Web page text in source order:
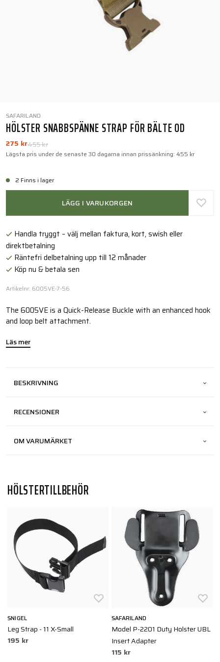
SAFARILAND
HÖLSTER SNABBSPÄNNE STRAP FÖR BÄLTE OD
455 kr
275 kr
Lägsta pris under de senaste 30 dagarna innan prissänkning: 455 kr
2 Finns i lager
LÄGG I VARUKORGEN
Handla tryggt – välj mellan faktura, kort, swish eller
direktbetalning
Räntefri delbetalning upp till 12 månader
Köp nu & betala sen
Artikelnr: 6005VE-7-56
The 6005VE is a Quick-Release Buckle with an enhanced hook
and loop belt attachment.
Läs mer
BESKRIVNING
RECENSIONER
OM VARUMÄRKET
HÖLSTERTILLBEHÖR
SNIGEL
Leg Strap - 11 X-Small
195 kr
SAFARILAND
Model P-2201 Duty Holster UBL
Insert Adapter
115 kr